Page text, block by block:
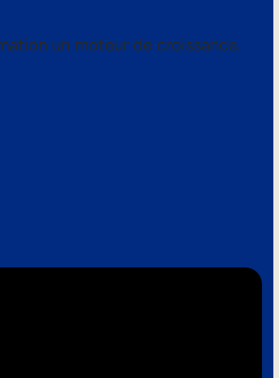
un moteur de croissance.